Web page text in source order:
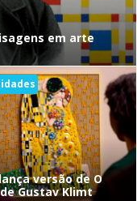
em arte
versão de O
Gustav Klimt